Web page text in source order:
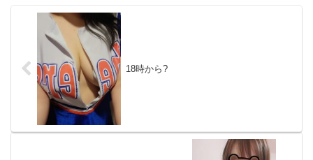
18時から?